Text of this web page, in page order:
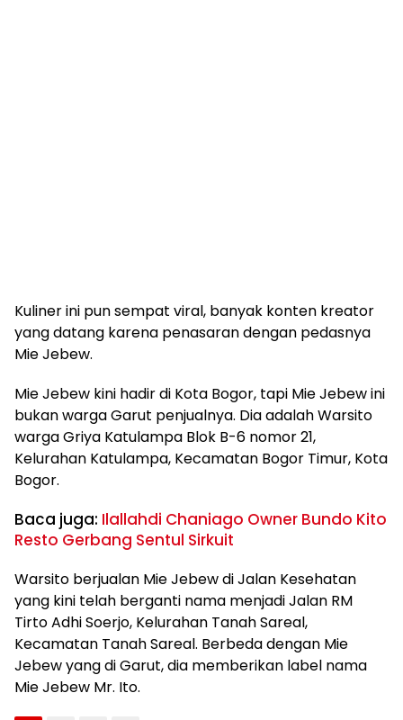
Kuliner ini pun sempat viral, banyak konten kreator
yang datang karena penasaran dengan pedasnya
Mie Jebew.
Mie Jebew kini hadir di Kota Bogor, tapi Mie Jebew ini
bukan warga Garut penjualnya. Dia adalah Warsito
warga Griya Katulampa Blok B-6 nomor 21,
Kelurahan Katulampa, Kecamatan Bogor Timur, Kota
Bogor.
Baca juga: Ilallahdi Chaniago Owner Bundo Kito
Resto Gerbang Sentul Sirkuit
Warsito berjualan Mie Jebew di Jalan Kesehatan
yang kini telah berganti nama menjadi Jalan RM
Tirto Adhi Soerjo, Kelurahan Tanah Sareal,
Kecamatan Tanah Sareal. Berbeda dengan Mie
Jebew yang di Garut, dia memberikan label nama
Mie Jebew Mr. Ito.